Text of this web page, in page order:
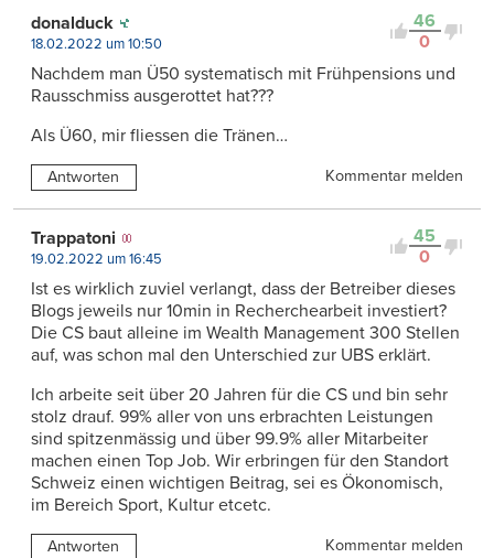
46
0
donalduck
18.02.2022 um 10:50
Nachdem man Ü50 systematisch mit Frühpensions und
Rausschmiss ausgerottet hat???
Als Ü60, mir fliessen die Tränen…
Antworten Kommentar melden
45
0
Trappatoni
19.02.2022 um 16:45
Ist es wirklich zuviel verlangt, dass der Betreiber dieses
Blogs jeweils nur 10min in Recherchearbeit investiert?
Die CS baut alleine im Wealth Management 300 Stellen
auf, was schon mal den Unterschied zur UBS erklärt.
Ich arbeite seit über 20 Jahren für die CS und bin sehr
stolz drauf. 99% aller von uns erbrachten Leistungen
sind spitzenmässig und über 99.9% aller Mitarbeiter
machen einen Top Job. Wir erbringen für den Standort
Schweiz einen wichtigen Beitrag, sei es Ökonomisch,
im Bereich Sport, Kultur etcetc.
Antworten
Kommentar melden